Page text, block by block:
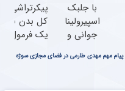
با جلبک
اسپیرولینا
جوانی و
پوستت
پیکرتراشی
کل بدن با
یک فرمول
پیام مهم مهدی طارمی در فضای مجازی سوژه